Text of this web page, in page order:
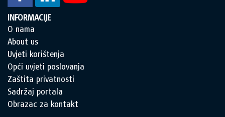
INFORMACIJE
O nama
About us
Uvjeti korištenja
Opći uvjeti poslovanja
Zaštita privatnosti
Sadržaj portala
Obrazac za kontakt